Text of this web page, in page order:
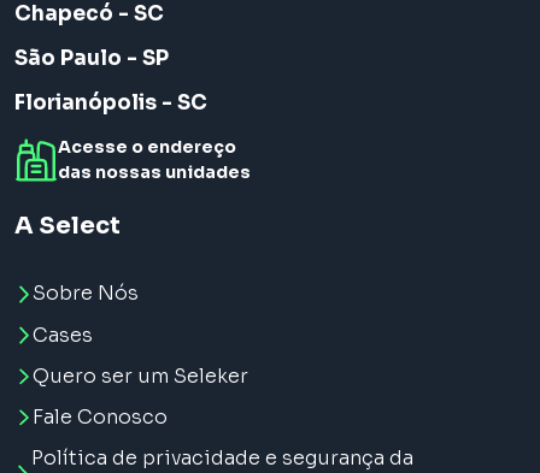
Chapecó - SC
São Paulo - SP
Florianópolis - SC
Acesse o endereço
das nossas unidades
A Select
Sobre Nós
Cases
Quero ser um Seleker
Fale Conosco
Política de privacidade e segurança da